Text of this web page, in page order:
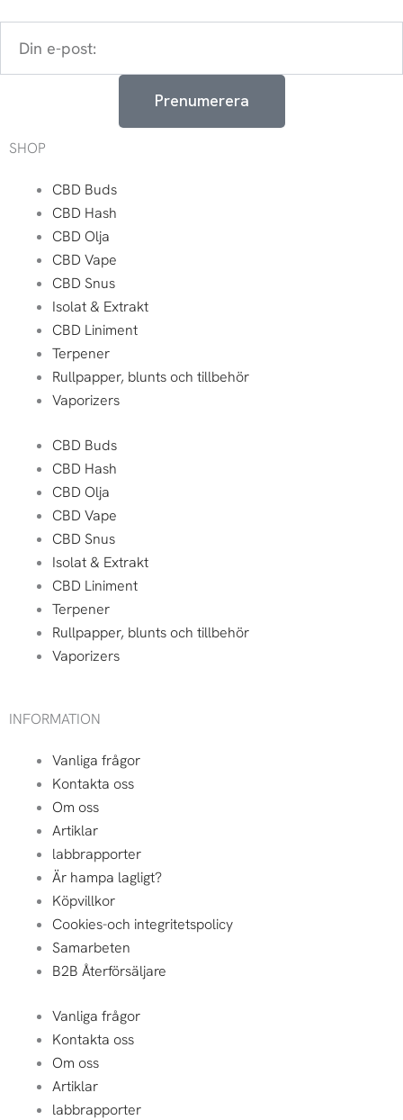
Prenumerera
SHOP
CBD Buds
CBD Hash
CBD Olja
CBD Vape
CBD Snus
Isolat & Extrakt
CBD Liniment
Terpener
Rullpapper, blunts och tillbehör
Vaporizers
CBD Buds
CBD Hash
CBD Olja
CBD Vape
CBD Snus
Isolat & Extrakt
CBD Liniment
Terpener
Rullpapper, blunts och tillbehör
Vaporizers
INFORMATION
Vanliga frågor
Kontakta oss
Om oss
Artiklar
labbrapporter
Är hampa lagligt?
Köpvillkor
Cookies-och integritetspolicy
Samarbeten
B2B Återförsäljare
Vanliga frågor
Kontakta oss
Om oss
Artiklar
labbrapporter